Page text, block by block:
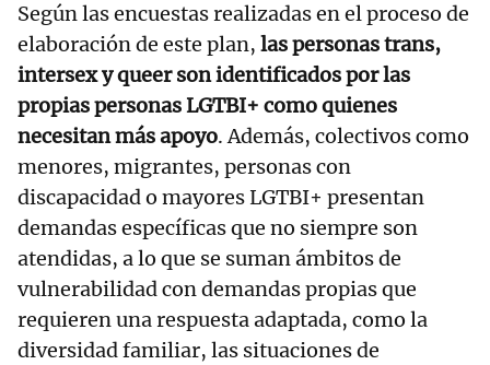
Según las encuestas realizadas en el proceso de
elaboración de este plan, las personas trans,
intersex y queer son identificados por las
propias personas LGTBI+ como quienes
necesitan más apoyo. Además, colectivos como
menores, migrantes, personas con
discapacidad o mayores LGTBI+ presentan
demandas específicas que no siempre son
atendidas, a lo que se suman ámbitos de
vulnerabilidad con demandas propias que
requieren una respuesta adaptada, como la
diversidad familiar, las situaciones de